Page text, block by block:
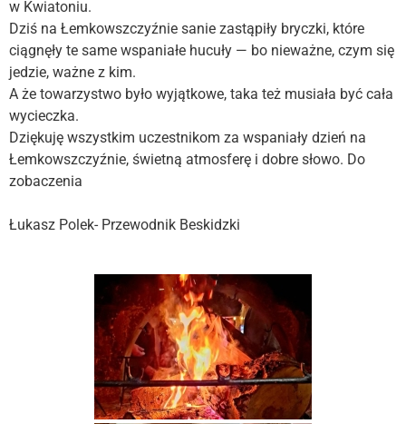
w Kwiatoniu.
Dziś na Łemkowszczyźnie sanie zastąpiły bryczki, które
ciągnęły te same wspaniałe hucuły — bo nieważne, czym się
jedzie, ważne z kim.
A że towarzystwo było wyjątkowe, taka też musiała być cała
wycieczka.
Dziękuję wszystkim uczestnikom za wspaniały dzień na
Łemkowszczyźnie, świetną atmosferę i dobre słowo. Do
zobaczenia
Łukasz Polek- Przewodnik Beskidzki